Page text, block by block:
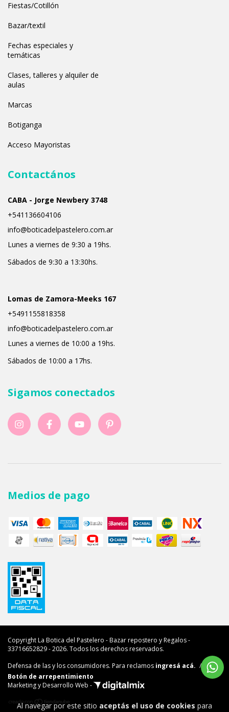
Al navegar por este sitio aceptás el uso de cookies para
Fiestas/Cotillón
Bazar/textil
Fechas especiales y
temáticas
Clases, talleres y alquiler de
aulas
Marcas
Botiganga
Acceso Mayoristas
Contactános
CABA - Jorge Newbery 3748
+541136604106
info@boticadelpastelero.com.ar
Lunes a viernes de 9:30 a 19hs.
Sábados de 9:30 a 13:30hs.
Lomas de Zamora-Meeks 167
+5491155818358
info@boticadelpastelero.com.ar
Lunes a viernes de 10:00 a 19hs.
Sábados de 10:00 a 17hs.
Sigamos conectados
Medios de pago
Copyright La Botica del Pastelero - Bazar repostero y Regalos -
33716652829 - 2026. Todos los derechos reservados.
Defensa de las y los consumidores. Para reclamos ingresá acá. /
Botón de arrepentimiento
Marketing y Desarrollo Web -